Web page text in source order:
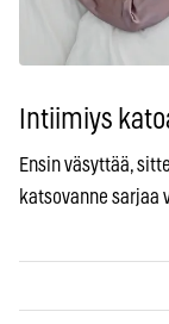
Intiimiys
Ensin väsyttää,
katsovanne